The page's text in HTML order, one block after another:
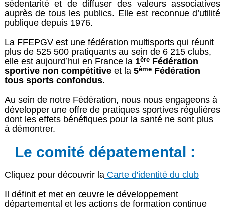
sédentarité et de diffuser des valeurs associatives
auprès de tous les publics. Elle est reconnue d’utilité
publique depuis 1976.
La FFEPGV est une fédération multisports qui réunit
plus de 525 500 pratiquants au sein de 6 215 clubs,
elle est aujourd’hui en France la 1èreFédération
sportive non compétitiveet la 5èmeFédération
tous sports confondus.
Au sein de notre Fédération, nous nous engageons à
développer une offre de pratiques sportives régulières
dont les effets bénéfiques pour la santé ne sont plus
à démontrer.
Le comité dépatemental :
Cliquez pour découvrir laCarte d'identité du club
Il définit et met en œuvre le développement
départemental et les actions de formation continue